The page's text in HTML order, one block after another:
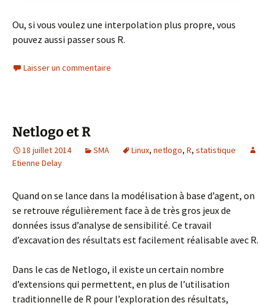
Ou, si vous voulez une interpolation plus propre, vous
pouvez aussi passer sous R.
Laisser un commentaire
Netlogo et R
18 juillet 2014 SMA Linux, netlogo, R, statistique
Etienne Delay
Quand on se lance dans la modélisation à base d’agent, on
se retrouve régulièrement face à de très gros jeux de
données issus d’analyse de sensibilité. Ce travail
d’excavation des résultats est facilement réalisable avec R.
Dans le cas de Netlogo, il existe un certain nombre
d’extensions qui permettent, en plus de l’utilisation
traditionnelle de R pour l’exploration des résultats,